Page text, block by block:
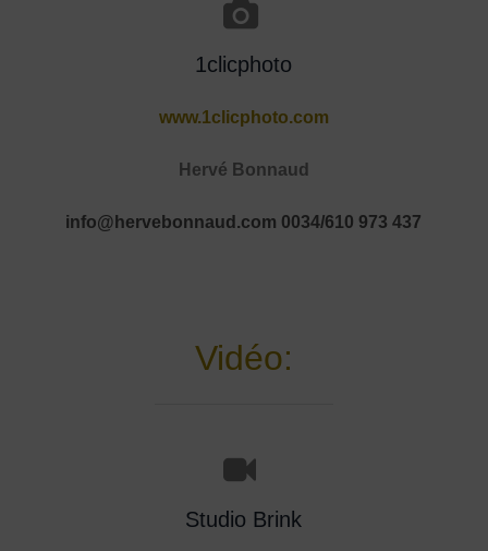
1clicphoto
www.1clicphoto.com
Hervé Bonnaud
info@hervebonnaud.com 0034/610 973 437
Vidéo:
Studio Brink